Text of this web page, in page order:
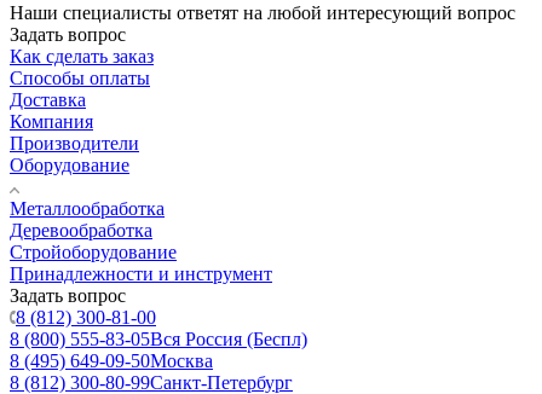
Наши специалисты ответят на любой интересующий вопрос
Задать вопрос
Как сделать заказ
Способы оплаты
Доставка
Компания
Производители
Оборудование
Металлообработка
Деревообработка
Стройоборудование
Принадлежности и инструмент
Задать вопрос
8 (812) 300-81-00
8 (800) 555-83-05Вся Россия (Беспл)
8 (495) 649-09-50Москва
8 (812) 300-80-99Санкт-Петербург